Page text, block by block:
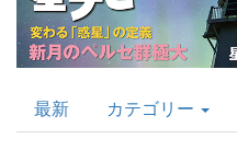
AstroArts
最新 カテゴリー